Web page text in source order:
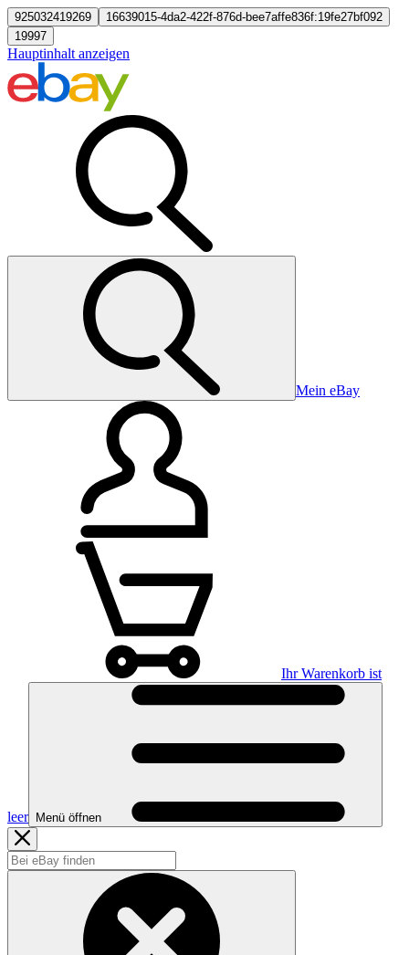
925032419269
16639015-4da2-422f-876d-bee7affe836f:19fe27bf092
19997
Hauptinhalt anzeigen
Mein eBay
Ihr Warenkorb ist
leer Menü öffnen